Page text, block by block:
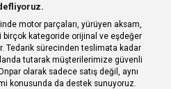
pahalı.
olmalı.
motor parçaları, yürüyen aksam,
birçok kategoride orijinal ve eşdeğer
Tedarik sürecinden teslimata kadar
tutarak müşterilerimize güvenli
olarak sadece satış değil, aynı
konusunda da destek sunuyoruz.